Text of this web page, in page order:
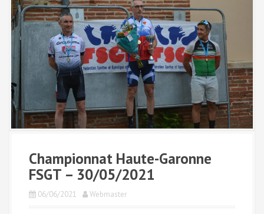
Championnat Haute-Garonne
FSGT – 30/05/2021
06/06/2021 Webmaster